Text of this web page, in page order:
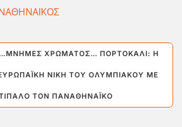
…ΜΝΉΜΕΣ ΧΡΏΜΑΤΟΣ… ΠΟΡΤΟΚΑΛΊ: Η
ΝΊΚΗ ΤΟΥ ΟΛΥΜΠΙΑΚΟΎ ΜΕ
ΤΟΝ ΠΑΝΑΘΗΝΑΪΚΌ